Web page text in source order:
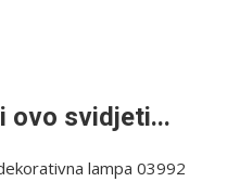
ovo svidjeti...
lampa 03992